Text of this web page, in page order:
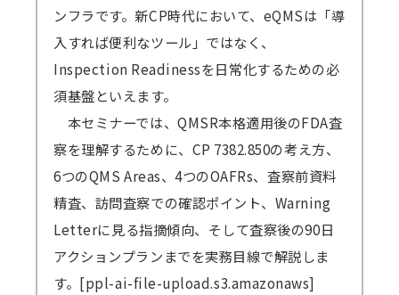
ンフラです。新CP時代において、eQMSは「導
入すれば便利なツール」ではなく、
Inspection Readinessを日常化するための必
須基盤といえます。
本セミナーでは、QMSR本格適用後のFDA査
察を理解するために、CP 7382.850の考え方、
6つのQMS Areas、4つのOAFRs、査察前資料
精査、訪問査察での確認ポイント、Warning
Letterに見る指摘傾向、そして査察後の90日
アクションプランまでを実務目線で解説しま
す。[ppl-ai-file-upload.s3.amazonaws]